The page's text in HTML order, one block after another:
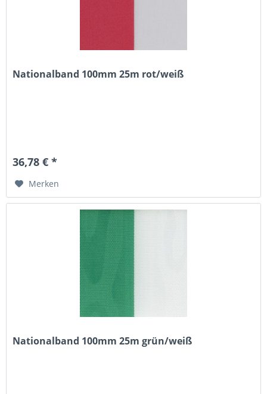
Nationalband 100mm 25m rot/weiß
36,78 € *
Merken
Nationalband 100mm 25m grün/weiß